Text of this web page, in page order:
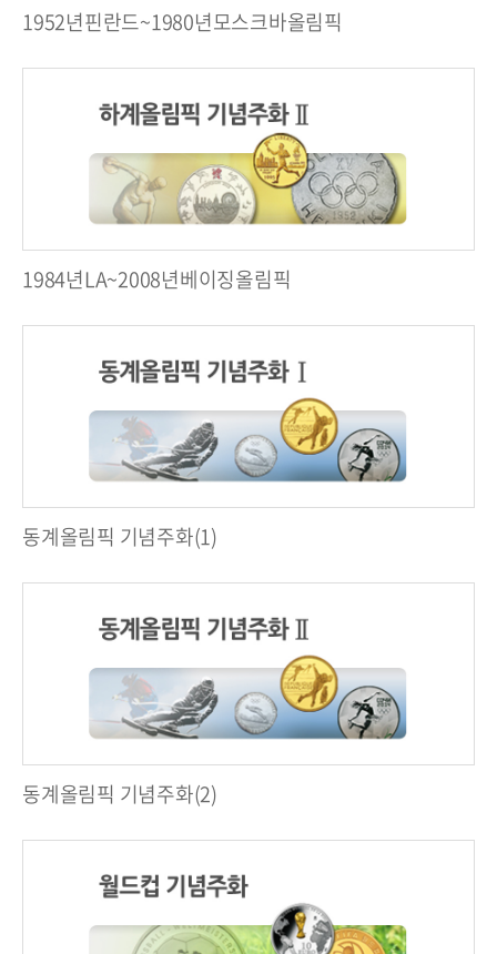
1952년핀란드~1980년모스크바올림픽
1984년LA~2008년베이징올림픽
동계올림픽 기념주화(1)
동계올림픽 기념주화(2)